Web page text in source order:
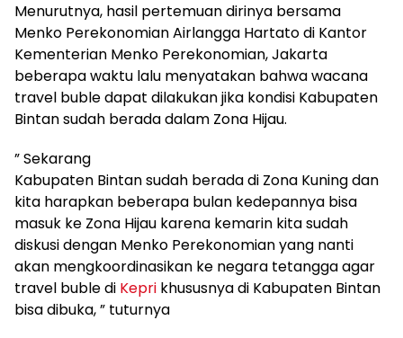
Menurutnya, hasil pertemuan dirinya bersama
Menko Perekonomian Airlangga Hartato di Kantor
Kementerian Menko Perekonomian, Jakarta
beberapa waktu lalu menyatakan bahwa wacana
travel buble dapat dilakukan jika kondisi Kabupaten
Bintan sudah berada dalam Zona Hijau.
” Sekarang
Kabupaten Bintan sudah berada di Zona Kuning dan
kita harapkan beberapa bulan kedepannya bisa
masuk ke Zona Hijau karena kemarin kita sudah
diskusi dengan Menko Perekonomian yang nanti
akan mengkoordinasikan ke negara tetangga agar
travel buble di Kepri khususnya di Kabupaten Bintan
bisa dibuka, ” tuturnya